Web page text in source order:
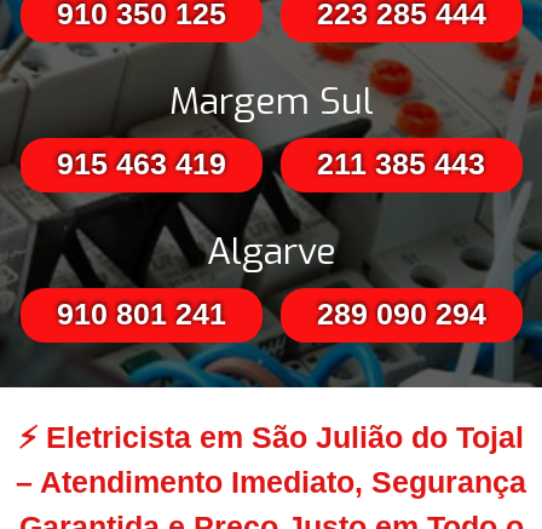
910 350 125 223 285 444
Margem Sul
915 463 419 211 385 443
Algarve
910 801 241 289 090 294
⚡ Eletricista em São Julião do Tojal
– Atendimento Imediato, Segurança